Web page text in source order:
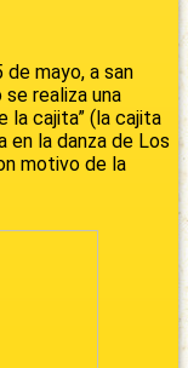
mayo, a san
se realiza una
la cajita” (la cajita
en la danza de Los
motivo de la